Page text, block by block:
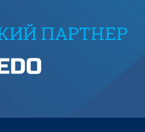
ПАРТНЕР